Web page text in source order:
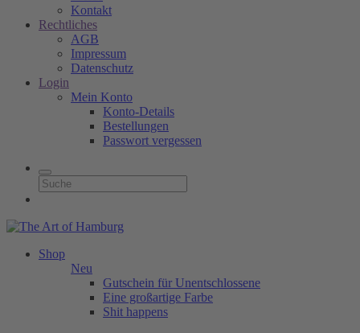
Kontakt
Rechtliches
AGB
Impressum
Datenschutz
Login
Mein Konto
Konto-Details
Bestellungen
Passwort vergessen
Shop
Neu
Gutschein für Unentschlossene
Eine großartige Farbe
Shit happens